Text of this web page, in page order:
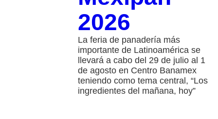
2026
La feria de panadería más
importante de Latinoamérica se
llevará a cabo del 29 de julio al 1
de agosto en Centro Banamex
teniendo como tema central, “Los
ingredientes del mañana, hoy”